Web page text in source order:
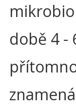
době 4